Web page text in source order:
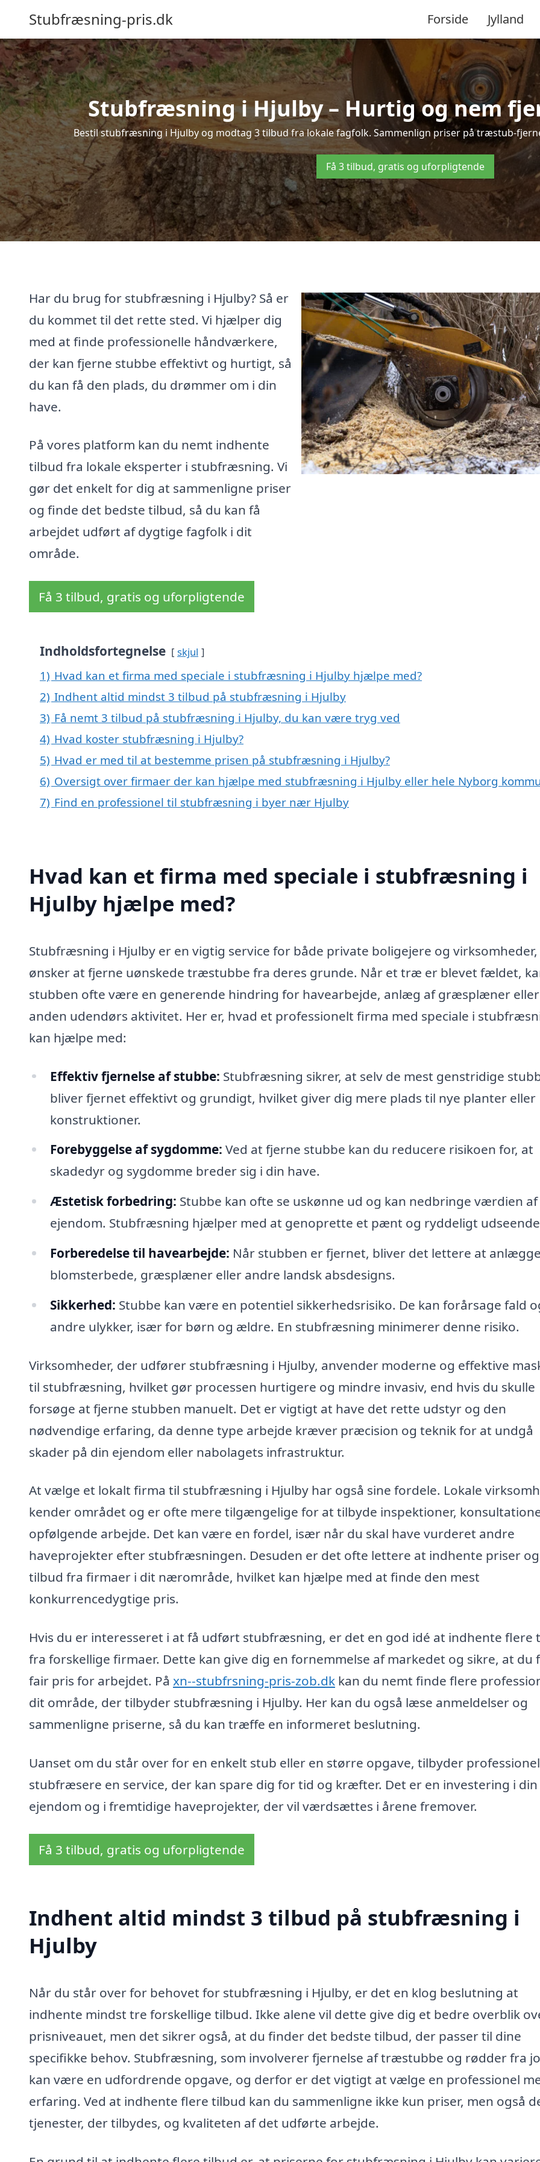
Stubfræsning-pris.dk Forside Jylland
Stubfræsning i Hjulby – Hurtig og nem
Bestil stubfræsning i Hjulby og modtag 3 tilbud fra lokale fagfolk. Sammenlign priser på træstub-
Få 3 tilbud, gratis og uforpligtende
Har du brug for stubfræsning i Hjulby? Så er
du kommet til det rette sted. Vi hjælper dig
med at finde professionelle håndværkere,
der kan fjerne stubbe effektivt og hurtigt, så
du kan få den plads, du drømmer om i din
have.
På vores platform kan du nemt indhente
tilbud fra lokale eksperter i stubfræsning. Vi
gør det enkelt for dig at sammenligne priser
og finde det bedste tilbud, så du kan få
arbejdet udført af dygtige fagfolk i dit
område.
Få 3 tilbud, gratis og uforpligtende
Indholdsfortegnelse skjul
1) Hvad kan et firma med speciale i stubfræsning i Hjulby hjælpe med?
2) Indhent altid mindst 3 tilbud på stubfræsning i Hjulby
3) Få nemt 3 tilbud på stubfræsning i Hjulby, du kan være tryg ved
4) Hvad koster stubfræsning i Hjulby?
5) Hvad er med til at bestemme prisen på stubfræsning i Hjulby?
6) Oversigt over firmaer der kan hjælpe med stubfræsning i Hjulby eller hele Nyborg
7) Find en professionel til stubfræsning i byer nær Hjulby
Hvad kan et firma med speciale i stubfræsning i
Hjulby hjælpe med?
Stubfræsning i Hjulby er en vigtig service for både private boligejere og
ønsker at fjerne uønskede træstubbe fra deres grunde. Når et træ er blevet fældet,
stubben ofte være en generende hindring for havearbejde, anlæg af græsplæner eller
anden udendørs aktivitet. Her er, hvad et professionelt firma med speciale i
kan hjælpe med:
Effektiv fjernelse af stubbe: Stubfræsning sikrer, at selv de mest genstridige
bliver fjernet effektivt og grundigt, hvilket giver dig mere plads til nye planter eller
konstruktioner.
Forebyggelse af sygdomme: Ved at fjerne stubbe kan du reducere risikoen for, at
skadedyr og sygdomme breder sig i din have.
Æstetisk forbedring: Stubbe kan ofte se uskønne ud og kan nedbringe værdien
ejendom. Stubfræsning hjælper med at genoprette et pænt og ryddeligt
Forberedelse til havearbejde: Når stubben er fjernet, bliver det lettere at
blomsterbede, græsplæner eller andre landsk absdesigns.
Sikkerhed: Stubbe kan være en potentiel sikkerhedsrisiko. De kan forårsage fald
andre ulykker, især for børn og ældre. En stubfræsning minimerer denne risiko.
Virksomheder, der udfører stubfræsning i Hjulby, anvender moderne og effektive
til stubfræsning, hvilket gør processen hurtigere og mindre invasiv, end hvis du skulle
forsøge at fjerne stubben manuelt. Det er vigtigt at have det rette udstyr og den
nødvendige erfaring, da denne type arbejde kræver præcision og teknik for at undgå
skader på din ejendom eller nabolagets infrastruktur.
At vælge et lokalt firma til stubfræsning i Hjulby har også sine fordele. Lokale
kender området og er ofte mere tilgængelige for at tilbyde inspektioner,
opfølgende arbejde. Det kan være en fordel, især når du skal have vurderet andre
haveprojekter efter stubfræsningen. Desuden er det ofte lettere at indhente priser og
tilbud fra firmaer i dit nærområde, hvilket kan hjælpe med at finde den mest
konkurrencedygtige pris.
Hvis du er interesseret i at få udført stubfræsning, er det en god idé at indhente flere
fra forskellige firmaer. Dette kan give dig en fornemmelse af markedet og sikre, at du
fair pris for arbejdet. På xn--stubfrsning-pris-zob.dk kan du nemt finde flere
dit område, der tilbyder stubfræsning i Hjulby. Her kan du også læse anmeldelser og
sammenligne priserne, så du kan træffe en informeret beslutning.
Uanset om du står over for en enkelt stub eller en større opgave, tilbyder
stubfræsere en service, der kan spare dig for tid og kræfter. Det er en investering i din
ejendom og i fremtidige haveprojekter, der vil værdsættes i årene fremover.
Få 3 tilbud, gratis og uforpligtende
Indhent altid mindst 3 tilbud på stubfræsning i
Hjulby
Når du står over for behovet for stubfræsning i Hjulby, er det en klog beslutning at
indhente mindst tre forskellige tilbud. Ikke alene vil dette give dig et bedre overblik
prisniveauet, men det sikrer også, at du finder det bedste tilbud, der passer til dine
specifikke behov. Stubfræsning, som involverer fjernelse af træstubbe og rødder fra
kan være en udfordrende opgave, og derfor er det vigtigt at vælge en professionel
erfaring. Ved at indhente flere tilbud kan du sammenligne ikke kun priser, men også
tjenester, der tilbydes, og kvaliteten af det udførte arbejde.